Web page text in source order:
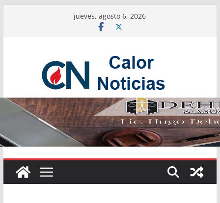
jueves, agosto 6, 2026